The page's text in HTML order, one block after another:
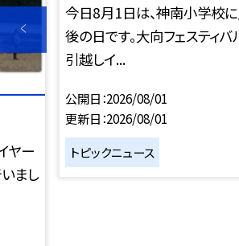
ヤー
まし
今日8月1日は、神南小学校
後の日です。大向フェスティ
引越しイ...
公開日 2026/08/01
更新日 2026/08/01
トピックニュース